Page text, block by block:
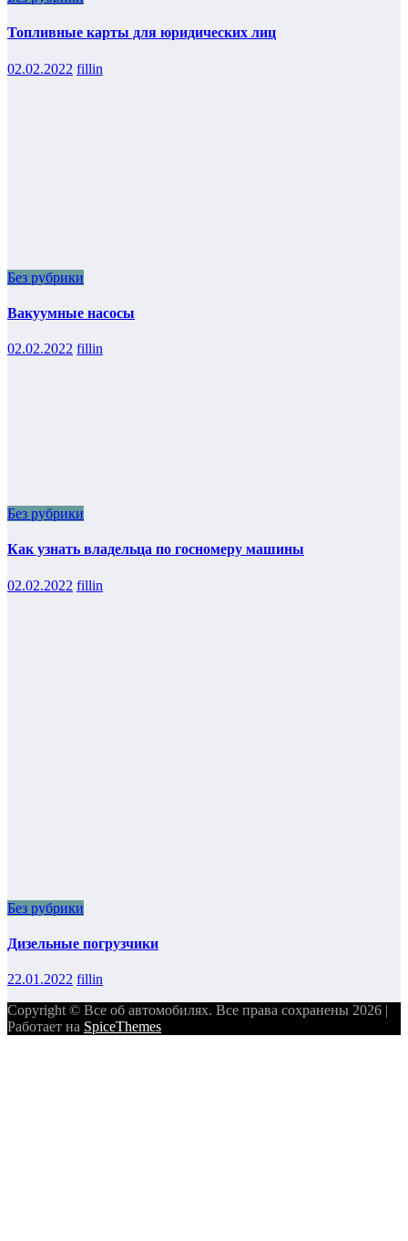
Топливные карты для юридических лиц
02.02.2022 fillin
Без рубрики
Вакуумные насосы
02.02.2022 fillin
Без рубрики
Как узнать владельца по госномеру машины
02.02.2022 fillin
Без рубрики
Дизельные погрузчики
22.01.2022 fillin
Copyright © Все об автомобилях. Все права сохранены 2026 |
Работает на SpiceThemes